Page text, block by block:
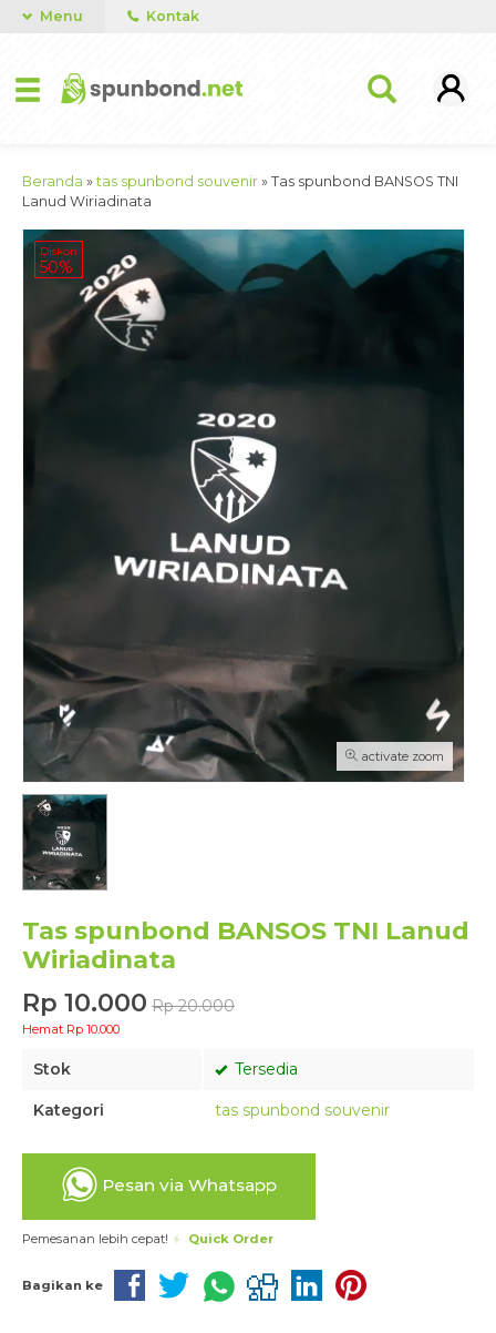
Menu Kontak
Beranda » tas spunbond souvenir » Tas spunbond BANSOS TNI
Lanud Wiriadinata
activate zoom
Diskon
50%
Tas spunbond BANSOS TNI Lanud
Wiriadinata
Rp 10.000 Rp 20.000
Hemat Rp 10.000
Stok Tersedia
Kategori tas spunbond souvenir
Pesan via Whatsapp
Pemesanan lebih cepat! Quick Order
Bagikan ke